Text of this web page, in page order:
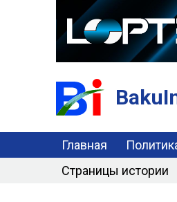
Главная
Страницы истории